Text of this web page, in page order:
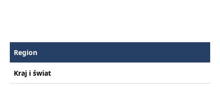
Region
Kraj i świat